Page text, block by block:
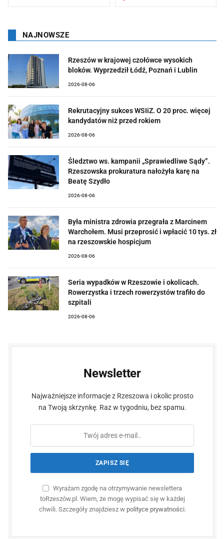
NAJNOWSZE
Rzeszów w krajowej czołówce wysokich
bloków. Wyprzedził Łódź, Poznań i Lublin
2026-08-06
Rekrutacyjny sukces WSIiZ. O 20 proc. więcej
kandydatów niż przed rokiem
2026-08-06
Śledztwo ws. kampanii „Sprawiedliwe Sądy”.
Rzeszowska prokuratura nałożyła karę na
Beatę Szydło
2026-08-06
Była ministra zdrowia przegrała z Marcinem
Warchołem. Musi przeprosić i wpłacić 10 tys. zł
na rzeszowskie hospicjum
2026-08-06
Seria wypadków w Rzeszowie i okolicach.
Rowerzystka i trzech rowerzystów trafiło do
szpitali
2026-08-06
Newsletter
Najważniejsze informacje z Rzeszowa i okolic prosto
na Twoją skrzynkę. Raz w tygodniu, bez spamu.
Wyrażam zgodę na otrzymywanie newslettera
toRzeszów.pl. Wiem, że mogę wypisać się w każdej
chwili. Szczegóły znajdziesz w polityce prywatności.